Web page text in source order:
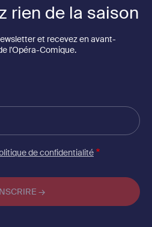
rien de la saison
et recevez en avant-
l'Opéra-Comique.
de confidentialité